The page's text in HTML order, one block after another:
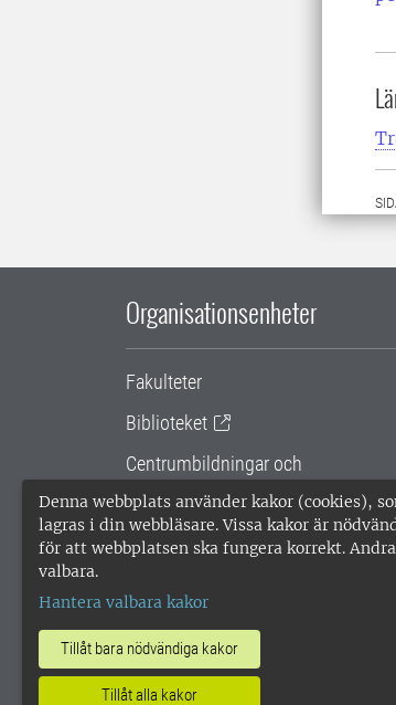
Denna webbplats använder kakor (cookies),
lagras i din webbläsare. Vissa kakor är
för att webbplatsen ska fungera korrekt.
valbara.
Hantera valbara kakor
Tillåt bara nödvändiga kakor
Tillåt alla kakor
Organisationsenheter
Fakulteter
Biblioteket
Centrumbildningar och
samarbetsprojekt
Gemensamma verksamhetsstödet
SLU, Sveriges
enligt ISO 14001. •
Telefon: